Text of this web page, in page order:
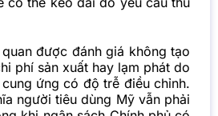
được đánh giá không tạo
phí sản xuất hay lạm phát do
ứng có độ trễ điều chỉnh.
người tiêu dùng Mỹ vẫn phải